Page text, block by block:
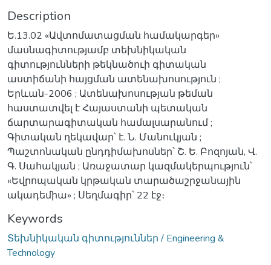
Description
Ե.13.02 «Ավտոմատացման համակարգեր»
մասնագիտությամբ տեխնիկական
գիտությունների թեկնածուի գիտական
աստիճանի հայցման ատենախոսություն ;
Երևան-2006 ; Ատենախոսության թեման
հաստատվել է Հայաստանի պետական
ճարտարագիտական համալսարանում ;
Գիտական ղեկավար՝ է. Ն. Մանուկյան ;
Պաշտոնական ընդդիմախոսներ՝ Շ. Ե. Բոզոյան, Վ.
Գ. Սահակյան ; Առաջատար կազմակերպություն՝
«Եվրոպական կրթական տարածաշրջանային
ակադեմիա» ; Սեղմագիր՝ 22 էջ։
Keywords
Տեխնիկական գիտություններ / Engineering &
Technology